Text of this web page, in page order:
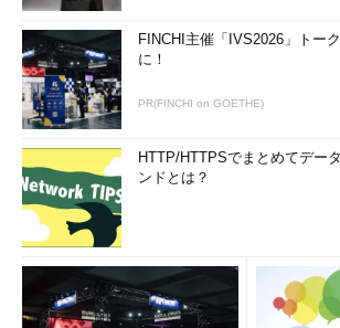
■強制力
各コンピュータや各ユーザーが持って
リシーに反するような場合は、ポリシ
HKEY_CURRENT_USERの
ー以下に設定される。
のキーとは異なり、このキーはユーザ
とができないようにアクセス権が設定
■セキュリティ
FINCHI主催「IVS2026」トー
に！
PR(FINCHI on GOETHE)
HTTP/HTTPSでまとめてデー
ンドとは？